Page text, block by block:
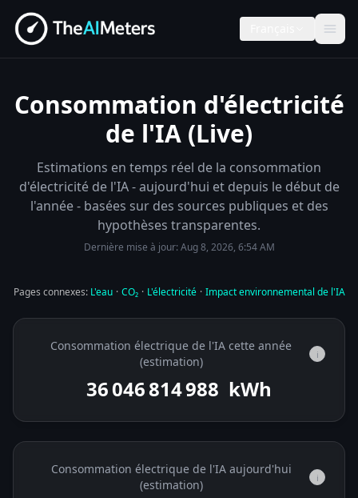
Consommation d'électricité
de l'IA (Live)
Estimations en temps réel de la consommation
d'électricité de l'IA - aujourd'hui et depuis le début de
l'année - basées sur des sources publiques et des
hypothèses transparentes.
Dernière mise à jour:Aug 8, 2026, 6:54 AM
Pages connexes: L'eau · CO₂ · L'électricité · Impact environnemental de l'IA
Consommation électrique de l'IA cette année
(estimation)
i
36 046 815 357 kWh
Consommation électrique de l'IA aujourd'hui
(estimation)
i